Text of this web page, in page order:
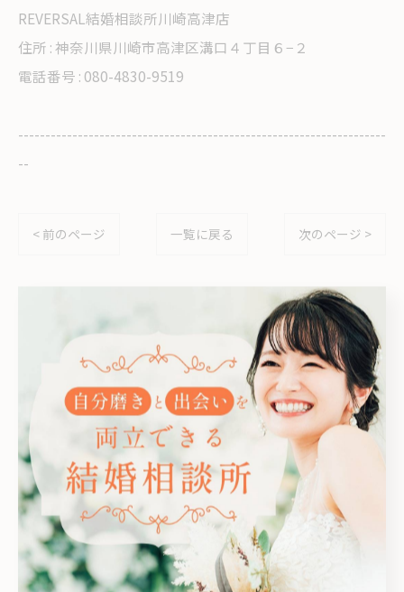
REVERSAL結婚相談所川崎高津店
住所 : 神奈川県川崎市高津区溝口４丁目６−２
電話番号 : 080-4830-9519
--------------------------------------------------------------------
--
< 前のページ 一覧に戻る 次のページ >
Categories
全てのカテゴリー
オンライン
お見合い
女性
成婚
男性